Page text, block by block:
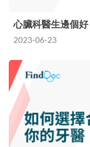
心臟科醫生邊個
2023-06-23